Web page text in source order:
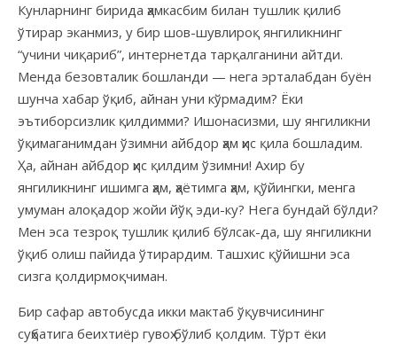
Кунларнинг бирида ҳамкасбим билан тушлик қилиб
ўтирар эканмиз, у бир шов-шувлироқ янгиликнинг
“учини чиқариб”, интернетда тарқалганини айтди.
Менда безовталик бошланди — нега эрталабдан буён
шунча хабар ўқиб, айнан уни кўрмадим? Ёки
эътиборсизлик қилдимми? Ишонасизми, шу янгиликни
ўқимаганимдан ўзимни айбдор ҳам ҳис қила бошладим.
Ҳа, айнан айбдор ҳис қилдим ўзимни! Ахир бу
янгиликнинг ишимга ҳам, ҳаётимга ҳам, қўйингки, менга
умуман алоқадор жойи йўқ эди-ку? Нега бундай бўлди?
Мен эса тезроқ тушлик қилиб бўлсак-да, шу янгиликни
ўқиб олиш пайида ўтирардим. Ташхис қўйишни эса
сизга қолдирмоқчиман.
Бир сафар автобусда икки мактаб ўқувчисининг
суҳбатига беихтиёр гувоҳ бўлиб қолдим. Тўрт ёки